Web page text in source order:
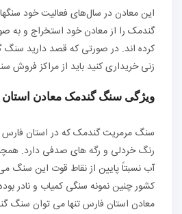
این معادن در سال‌های فعالیت خود
گندمک را از معادن خود استخراج و به
کرده اند. در صورتی که قصد دارید سنگ
زنی خریداری کنید باید از مراکز فروش
ویژگی سنگ گندمک معادن
سنگ مرمریت گندمک که در استان فارس
رنگ خردلی و رگه های صدفی دارد.
آب نسبتاً پایین از نقاط قوت این سنگ می
کشور چنین نمونه سنگی کمیاب و نادر
معادن استان فارس تنها می توان سنگ